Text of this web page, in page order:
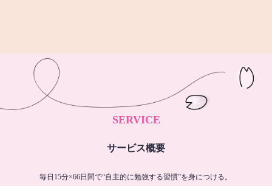
SERVICE
サービス概要
毎日15分×66日間で“自主的に勉強する習慣”を身につける。